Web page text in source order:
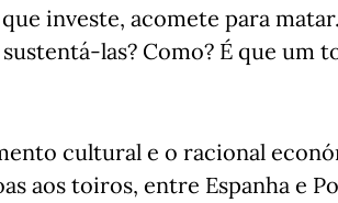
investe, acomete para
sustentá-las? Como? É que um
cultural e o racional
aos toiros, entre Espanha e